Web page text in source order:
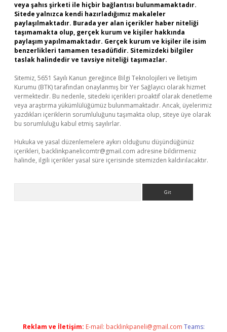
veya şahıs şirketi ile hiçbir bağlantısı bulunmamaktadır.
Sitede yalnızca kendi hazırladığımız makaleler
paylaşılmaktadır. Burada yer alan içerikler haber niteliği
taşımamakta olup, gerçek kurum ve kişiler hakkında
paylaşım yapılmamaktadır. Gerçek kurum ve kişiler ile isim
benzerlikleri tamamen tesadüfidir. Sitemizdeki bilgiler
taslak halindedir ve tavsiye niteliği taşımazlar.
Sitemiz, 5651 Sayılı Kanun gereğince Bilgi Teknolojileri ve İletişim
Kurumu (BTK) tarafından onaylanmış bir Yer Sağlayıcı olarak hizmet
vermektedir. Bu nedenle, sitedeki içerikleri proaktif olarak denetleme
veya araştırma yükümlülüğümüz bulunmamaktadır. Ancak, üyelerimiz
yazdıkları içeriklerin sorumluluğunu taşımakta olup, siteye üye olarak
bu sorumluluğu kabul etmiş sayılırlar.
Hukuka ve yasal düzenlemelere aykırı olduğunu düşündüğünüz
içerikleri, backlinkpanelicomtr@gmail.com adresine bildirmeniz
halinde, ilgili içerikler yasal süre içerisinde sitemizden kaldırılacaktır.
Reklam ve İletişim: E-mail: backlinkpaneli@gmail.com Teams: